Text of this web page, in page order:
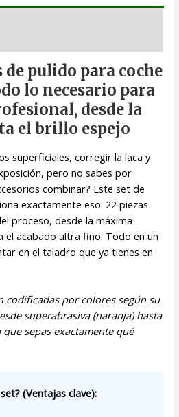
de pulido para coche
lo necesario para
desde la
el brillo espejo
superficiales, corregir la laca y
pero no sabes por
combinar? Este set de
exactamente eso: 22 piezas
proceso, desde la máxima
el acabado ultra fino. Todo en un
en el taladro que ya tienes en
codificadas por colores según su
superabrasiva (naranja) hasta
sepas exactamente qué
(Ventajas clave):